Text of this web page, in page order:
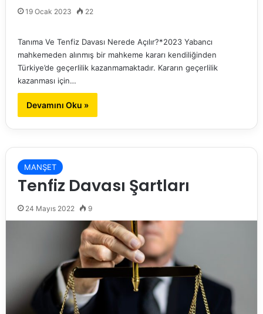
19 Ocak 2023 22
Tanıma Ve Tenfiz Davası Nerede Açılır?*2023 Yabancı
mahkemeden alınmış bir mahkeme kararı kendiliğinden
Türkiye’de geçerlilik kazanmamaktadır. Kararın geçerlilik
kazanması için…
Devamını Oku »
MANŞET
Tenfiz Davası Şartları
24 Mayıs 2022 9